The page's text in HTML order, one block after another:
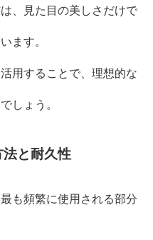
、見た目の美しさだけで
ます。
用することで、理想的な
しょう。
法と耐久性
も頻繁に使用される部分